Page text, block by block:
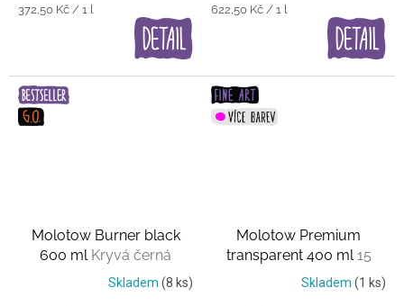
Měrná
372,50 Kč / 1 l
Měrná
622,50 Kč / 1 l
Molotow Burner black
600 ml Kryvá černá
Skladem (8 ks)
Molotow Premium
transparent 400 ml 15
průhledných barev
Skladem (1 ks)